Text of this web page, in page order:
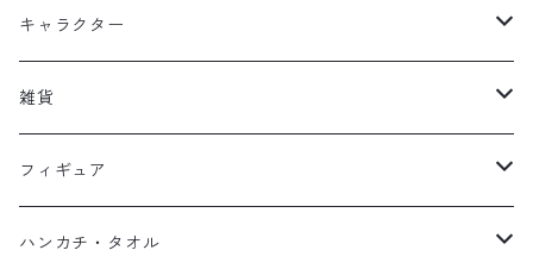
キッズ
フーディー
スウェット
大人
フーディー
スウェット
キャラクター
大空翼
岬太郎
若林源三
雑貨
クッション
マグネット
フィギュア
HKDSTOY
ハンカチ・タオル